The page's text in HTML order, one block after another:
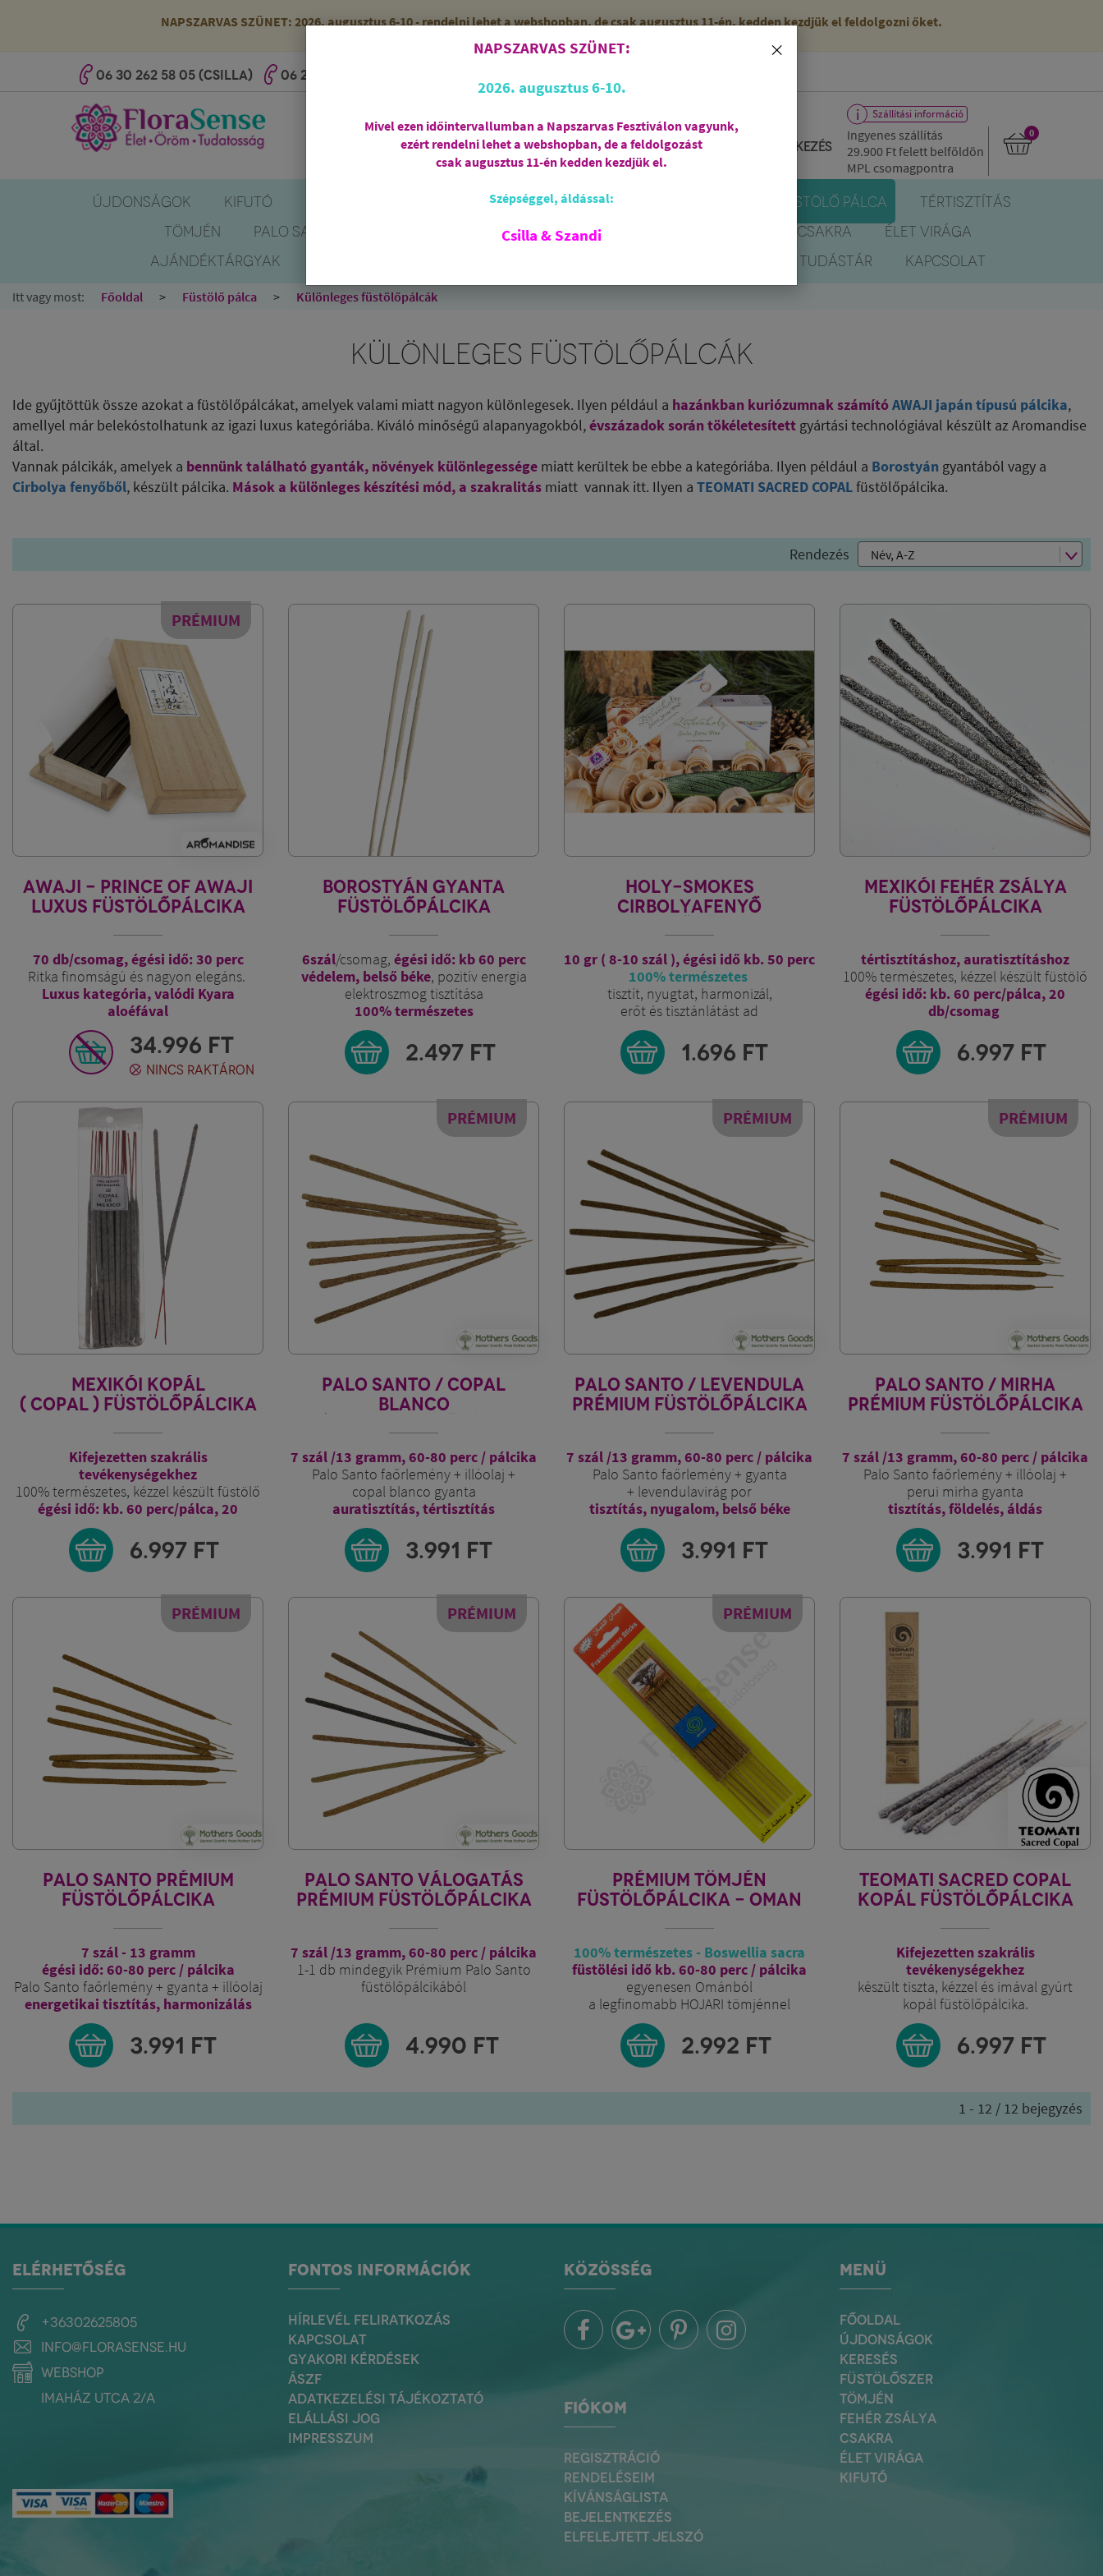
NAPSZARVAS SZÜNET: 2026. augusztus 6-10 - rendelni lehet a webshopban, de csak augusztus 11-én, kedden kezdjük el feldolgozni őket.
06 30 262 58 05 (CSILLA) 06 20 527 25 56 (SZANDI)
Regisztráció Bejelentkezés
Szállítási információ
Ingyenes szállítás
29.900 Ftfelett belföldön
MPL csomagpontra
0
ÚJDONSÁGOK KIFUTÓ AJÁNDÉKCSOMAGOK FÜSTÖLŐ PÁLCA
TÉRTISZTÍTÁS
TÖMJÉN
PALO SANTO SPIRIT OF OM CSAKRA
ÉLET VIRÁGA
AJÁNDÉKTÁRGYAK
TUDÁSTÁR KAPCSOLAT
Itt vagy most: Főoldal Füstölő pálca Különleges füstölőpálcák
KÜLÖNLEGES FÜSTÖLŐPÁLCÁK
Ide gyűjtöttük össze azokat a füstölőpálcákat, amelyek valami miatt nagyon különlegesek. Ilyen például a hazánkban kuriózumnak számítóAWAJI japán típusú pálcika,
amellyel már belekóstolhatunk az igazi luxus kategóriába. Kiváló minőségű alapanyagokból,évszázadok során tökéletesített gyártási technológiával készült az Aromandise
által.
Vannak pálcikák, amelyek a bennünk található gyanták, növények különlegessége miatt kerültek be ebbe a kategóriába. Ilyen például a Borostyán gyantából vagy a
Cirbolya fenyőből, készült pálcika. Mások a különleges készítési mód, a szakralitás miatt vannak itt. Ilyen a TEOMATI SACRED COPALfüstölőpálcika.
Rendezés
PRÉMIUM
AWAJI - PRINCE OF AWAJI
LUXUS FÜSTÖLŐPÁLCIKA
70 db/csomag, égési idő: 30 perc
Ritka finomságú és nagyon elegáns.
Luxus kategória, valódi Kyara
aloéfával
Kifinomult, szép fadobozba csomagolva
34.996 FT
NINCS RAKTÁRON
BOROSTYÁN GYANTA
FÜSTÖLŐPÁLCIKA
6szál/csomag, égési idő: kb 60 perc
védelem, belső béke, pozitív energia
elektroszmog tisztítása
100% természetes
2.497 FT
HOLY-SMOKES
CIRBOLYAFENYŐ
10 gr ( 8-10 szál ), égési idő kb. 50 perc
100% természetes
tisztít, nyugtat, harmonizál,
erőt és tisztánlátást ad
1.696 FT
MEXIKÓI FEHÉR ZSÁLYA
FÜSTÖLŐPÁLCIKA
tértisztításhoz, auratisztításhoz
100% természetes, kézzel készült füstölő
égési idő: kb. 60 perc/pálca, 20
db/csomag
6.997 FT
MEXIKÓI KOPÁL
( COPAL ) FÜSTÖLŐPÁLCIKA
Kifejezetten szakrális
tevékenységekhez
100% természetes, kézzel készült füstölő
égési idő: kb. 60 perc/pálca, 20
db/csomag
6.997 FT
PRÉMIUM
PALO SANTO / COPAL
BLANCO
7 szál /13 gramm,60-80 perc / pálcika
Palo Santo faőrlemény + illóolaj +
copal blanco gyanta
auratisztítás, tértisztítás
3.991 FT
PRÉMIUM
PALO SANTO / LEVENDULA
PRÉMIUM FÜSTÖLŐPÁLCIKA
7 szál /13 gramm, 60-80 perc / pálcika
Palo Santo faőrlemény + gyanta
+ levendulavirág por
tisztítás, nyugalom, belső béke
3.991 FT
PRÉMIUM
PALO SANTO / MIRHA
PRÉMIUM FÜSTÖLŐPÁLCIKA
7 szál /13 gramm, 60-80 perc / pálcika
Palo Santo faőrlemény + illóolaj +
perui mirha gyanta
tisztítás, földelés, áldás
3.991 FT
PRÉMIUM
PALO SANTO PRÉMIUM
FÜSTÖLŐPÁLCIKA
7 szál - 13 gramm
égési idő: 60-80 perc / pálcika
Palo Santo faőrlemény + gyanta + illóolaj
energetikai tisztítás, harmonizálás
3.991 FT
PRÉMIUM
PALO SANTO VÁLOGATÁS
PRÉMIUM FÜSTÖLŐPÁLCIKA
7 szál /13 gramm, 60-80 perc / pálcika
1-1 db mindegyik Prémium Palo Santo
füstölőpálcikából
4.990 FT
PRÉMIUM
PRÉMIUM TÖMJÉN
FÜSTÖLŐPÁLCIKA - OMAN
100% természetes - Boswellia sacra
füstölési idő kb. 60-80 perc / pálcika
egyenesen Ománból
a legfinomabb HOJARI tömjénnel
2.992 FT
TEOMATI SACRED COPAL
KOPÁL FÜSTÖLŐPÁLCIKA
Kifejezetten szakrális
tevékenységekhez
készült tiszta, kézzel és imával gyúrt
kopál füstölőpálcika.
égési idő:90 perc/pálca, 8db/csomag
6.997 FT
1 - 12 / 12 bejegyzés
MENÜ
FŐOLDAL
ÚJDONSÁGOK
KERESÉS
FÜSTÖLŐSZER
TÖMJÉN
FEHÉR ZSÁLYA
CSAKRA
ÉLET VIRÁGA
KIFUTÓ
ELÉRHETŐSÉG
+36302625805
info@florasense.hu
webshop
Imaház utca 2/a
FONTOS INFORMÁCIÓK
HÍRLEVÉL FELIRATKOZÁS
KAPCSOLAT
GYAKORI KÉRDÉSEK
ÁSZF
ADATKEZELÉSI TÁJÉKOZTATÓ
ELÁLLÁSI JOG
IMPRESSZUM
KÖZÖSSÉG
FIÓKOM
REGISZTRÁCIÓ
RENDELÉSEIM
KÍVÁNSÁGLISTA
BEJELENTKEZÉS
ELFELEJTETT JELSZÓ
×
NAPSZARVAS SZÜNET:
2026. augusztus 6-10.
Mivel ezen időintervallumban a Napszarvas Fesztiválon vagyunk,
ezért rendelni lehet a webshopban, de a feldolgozást
csak augusztus 11-én kedden kezdjük el.
Szépséggel, áldással:
Csilla & Szandi